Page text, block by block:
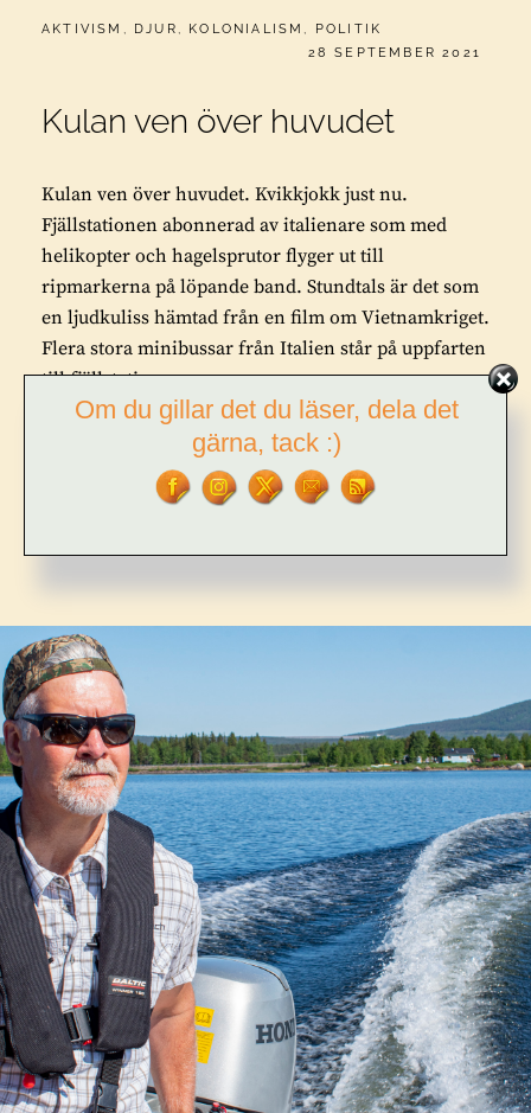
CATEGORIES:
AKTIVISM , DJUR , KOLONIALISM , POLITIK
PUBLICERAT
28 SEPTEMBER 2021
Kulan ven över huvudet
Kulan ven över huvudet. Kvikkjokk just nu.
Fjällstationen abonnerad av italienare som med
helikopter och hagelsprutor flyger ut till
ripmarkerna på löpande band. Stundtals är det som
en ljudkuliss hämtad från en film om Vietnamkriget.
Flera stora minibussar från Italien står på uppfarten
till fjällstationen, …
KULAN
VEN
ÖVER
HUVUDET
Om du gillar det du läser, dela det
gärna, tack :)